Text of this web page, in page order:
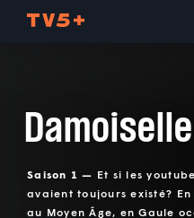
Damoiselle
Saison 1 — Et si les
avaient toujours existé?
au Moyen Âge, en Gaule